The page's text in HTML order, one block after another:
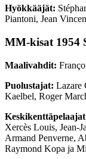
Hyökkääjät:
Piantoni, Jean
MM-kisat 1954
Maalivahdit:
Puolustajat: Lazare
Kaelbel, Roger
Xercès Louis, Jean-
Armand Penverne,
Raymond Kopa ja